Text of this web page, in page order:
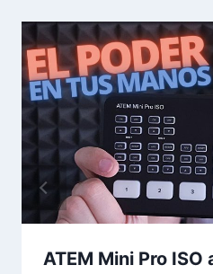
ATEM Mini Pro ISO